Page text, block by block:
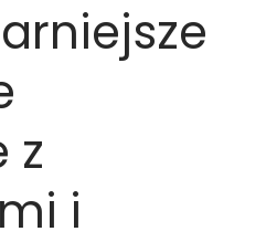
z
i